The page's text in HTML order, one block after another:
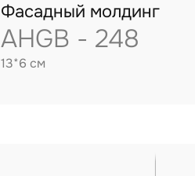
Фасадный молдинг
AHGB - 248
13*6 см